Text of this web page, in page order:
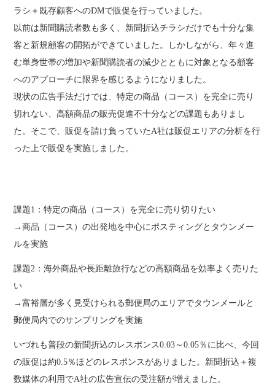
ラシ＋既存顧客へのDMで販促を行っていました。
以前は新聞購読者数も多く、新聞折込チラシだけでも十分な集
客と新規顧客の開拓ができていました。しかしながら、年々進
む単身世帯の増加や新聞購読者の減少とともに対象となる顧客
へのアプローチに限界を感じるようになりました。
現状の広告手法だけでは、特定の商品（コース）を完全に売り
切れない、高額商品の販売促進不十分などの課題もありまし
た。そこで、販促を請け負っていたA社は販促エリアの分析を行
った上で販促を実施しました。
課題1：特定の商品（コース）を完全に売り切りたい
→商品（コース）の出発地を中心にポスティングとタウンメー
ルを実施
課題2：海外商品や長距離旅行などの高額商品を効率よく売りた
い
→富裕層が多く見受けられる郵便局のエリアでタウンメールと
郵便局内でのサンプリングを実施
いづれも普段の新聞折込のレスポンス0.03～0.05％に比べ、今回
の販促は約0.5％ほどのレスポンスがありました。新聞折込＋複
数媒体の利用でA社の広告宣伝の受注額が増えました。